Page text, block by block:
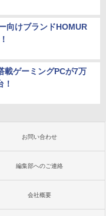
向けブランドHOMUR
載ゲーミングPCが7万
お問い合わせ
編集部へのご連絡
会社概要